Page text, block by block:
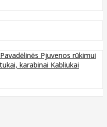
Pavadėlinės Pjuvenos rūkimui
karabinai Kabliukai